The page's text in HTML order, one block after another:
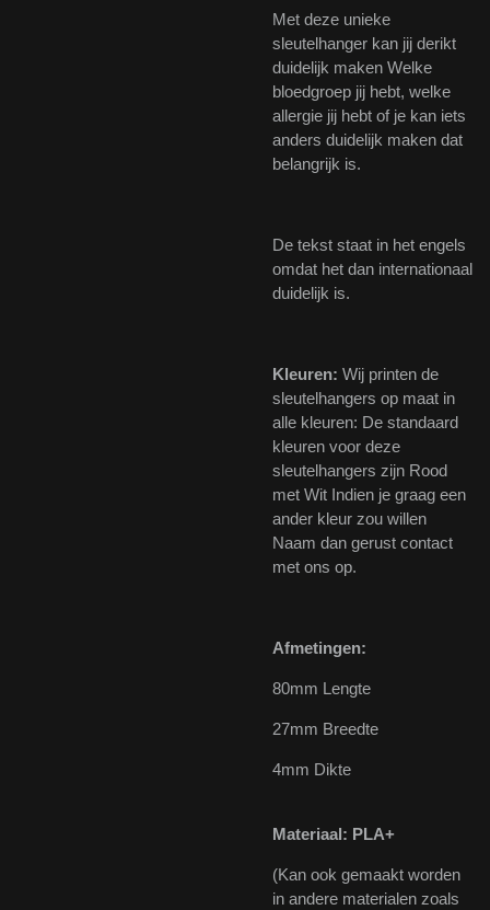
Met deze unieke
sleutelhanger kan jij derikt
duidelijk maken Welke
bloedgroep jij hebt, welke
allergie jij hebt of je kan iets
anders duidelijk maken dat
belangrijk is.
De tekst staat in het engels
omdat het dan internationaal
duidelijk is.
Kleuren: Wij printen de
sleutelhangers op maat in
alle kleuren: De standaard
kleuren voor deze
sleutelhangers zijn Rood
met Wit Indien je graag een
ander kleur zou willen
Naam dan gerust contact
met ons op.
Afmetingen:
80mm Lengte
27mm Breedte
4mm Dikte
Materiaal: PLA+
(Kan ook gemaakt worden
in andere materialen zoals